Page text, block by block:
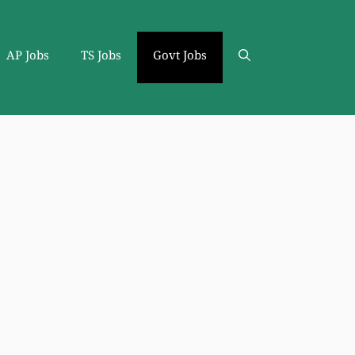
AP Jobs TS Jobs Govt Jobs